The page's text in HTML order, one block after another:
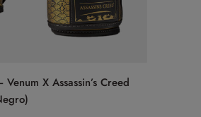
X Assassin’s Creed